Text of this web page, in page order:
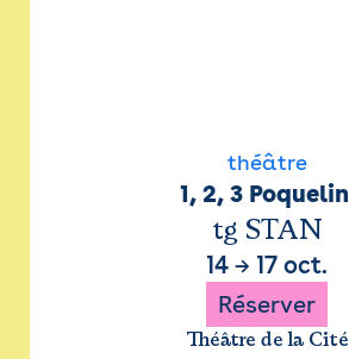
théâtre
1, 2, 3 Poquelin
tg STAN
14 → 17 oct.
Réserver
Théâtre de la Cité